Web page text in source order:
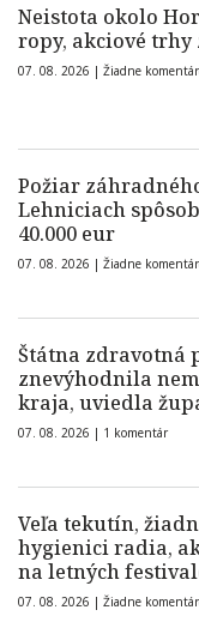
Neistota okolo
ropy, akciové
07. 08. 2026 | Žiadne
Požiar
Lehniciach
40.000 eur
07. 08. 2026 | Žiadne
Štátna zdravotná
znevýhodnila
kraja, uviedla
07. 08. 2026 | 1 komentár
Veľa tekutín,
hygienici radia,
na letných
07. 08. 2026 | Žiadne